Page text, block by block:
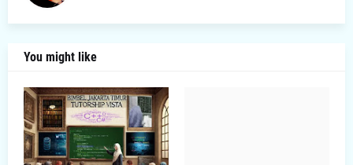
You might like